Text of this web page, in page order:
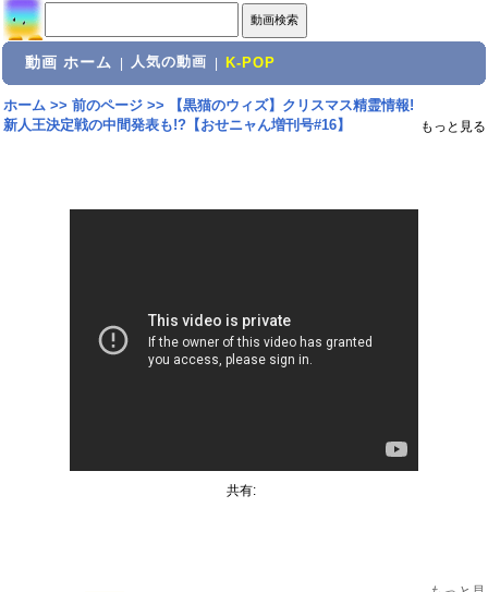
動画 ホーム 人気の動画 K-POP
ホーム>> 前のページ>>
【黒猫のウィズ】クリスマス精霊情報!
新人王決定戦の中間発表も!?【おせニャん増刊号#16】
もっと見る
共有: